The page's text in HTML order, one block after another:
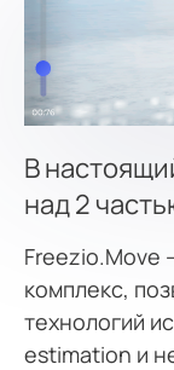
В
над 2
Freezio.Move
комплекс,
технологий
estimation и